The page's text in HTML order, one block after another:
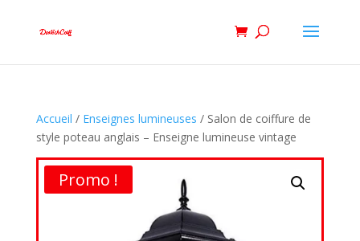
Accueil / Enseignes lumineuses / Salon de coiffure de
style poteau anglais – Enseigne lumineuse vintage
Promo !